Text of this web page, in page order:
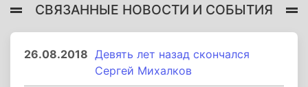
СВЯЗАННЫЕ НОВОСТИ И СОБЫТИЯ
26.08.2018 Девять лет назад скончался
Сергей Михалков